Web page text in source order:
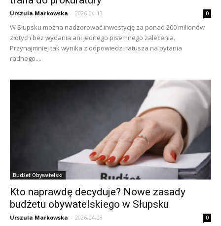
Urszula Markowska - 2026-04-13 0
W Słupsku można nadzorować inwestycję za ponad 200 milionów
złotych bez wydania ani jednego pisemnego zalecenia.
Przynajmniej tak wynika z odpowiedzi ratusza na pytania
radnego....
Budżet Obywatelski
Kto naprawdę decyduje? Nowe zasady
budżetu obywatelskiego w Słupsku
Urszula Markowska - 2026-04-08 0